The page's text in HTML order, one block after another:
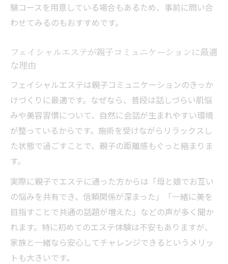
験コースを用意している場合もあるため、事前に問い合
わせてみるのもおすすめです。
フェイシャルエステが親子コミュニケーションに最適
な理由
フェイシャルエステは親子コミュニケーションのきっか
けづくりに最適です。なぜなら、普段は話しづらい肌悩
みや美容習慣について、自然に会話が生まれやすい環境
が整っているからです。施術を受けながらリラックスし
た状態で過ごすことで、親子の距離感もぐっと縮まりま
す。
実際に親子でエステに通った方からは「母と娘でお互い
の悩みを共有でき、信頼関係が深まった」「一緒に美を
目指すことで共通の話題が増えた」などの声が多く聞か
れます。特に初めてのエステ体験は不安もありますが、
家族と一緒なら安心してチャレンジできるというメリッ
トも大きいです。